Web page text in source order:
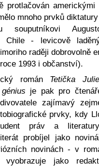
protlačován
mnoho prvků
souputníkovi
Chile - levicově
raději dobrovolně
1993 i občanství).
román Tetička
je pak pro
zajímavý
prvky, kdy
práv a
probíjel jako
novinách - v
jako